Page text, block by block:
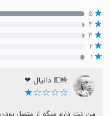
۵
۴
۳
۲
۱
🤟💵 دانیال ❤
☆☆☆☆★